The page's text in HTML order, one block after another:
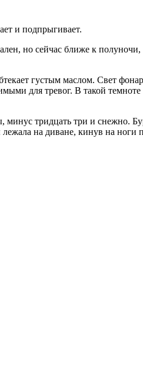
и подпрыгивает.
но сейчас ближе к полуночи,
густым маслом. Свет
для тревог. В такой
минус тридцать три и снежно.
лежала на диване, кинув на ноги